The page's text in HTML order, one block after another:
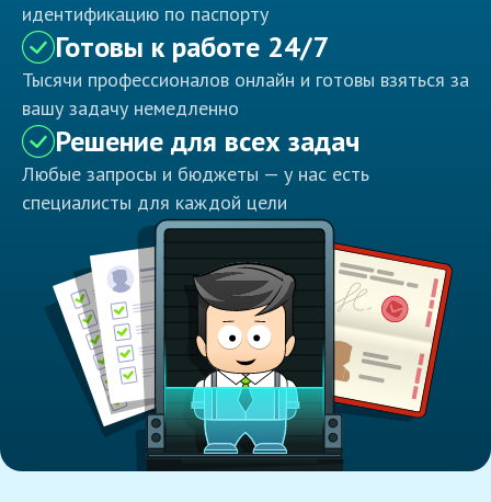
идентификацию по паспорту
Готовы к работе 24/7
Тысячи профессионалов онлайн и готовы взяться за
вашу задачу немедленно
Решение для всех задач
Любые запросы и бюджеты — у нас есть
специалисты для каждой цели